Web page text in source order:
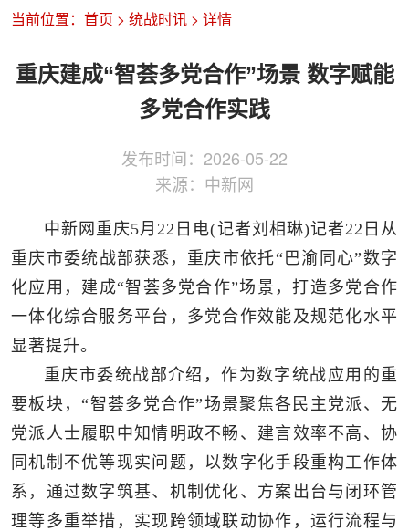
侨务工作 区县动态 统战历史文化
当前位置： 首页 > 统战时讯 > 详情
重庆建成“智荟多党合作”场景 数字赋能
多党合作实践
发布时间： 2026-05-22
来源： 中新网
中新网重庆5月22日电(记者刘相琳)记者22日从
重庆市委统战部获悉，重庆市依托“巴渝同心”数字
化应用，建成“智荟多党合作”场景，打造多党合作
一体化综合服务平台，多党合作效能及规范化水平
显著提升。
重庆市委统战部介绍，作为数字统战应用的重
要板块，“智荟多党合作”场景聚焦各民主党派、无
党派人士履职中知情明政不畅、建言效率不高、协
同机制不优等现实问题，以数字化手段重构工作体
系，通过数字筑基、机制优化、方案出台与闭环管
理等多重举措，实现跨领域联动协作，运行流程与